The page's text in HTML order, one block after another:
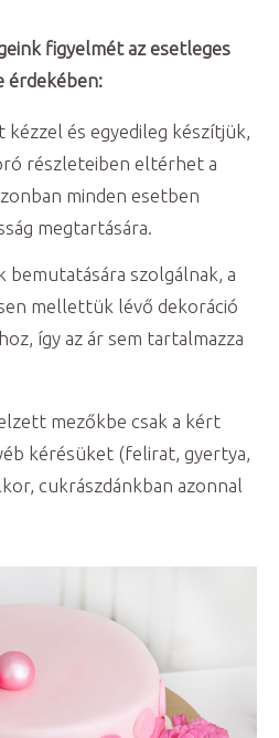
figyelmét az esetleges
érdekében:
kézzel és egyedileg készítjük,
részleteiben eltérhet a
minden esetben
megtartására.
szolgálnak, a
mellettük lévő dekoráció
így az ár sem tartalmazza
mezőkbe csak a kért
kérésüket (felirat, gyertya,
cukrászdánkban azonnal